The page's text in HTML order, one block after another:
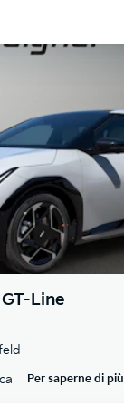
Line
Per saperne di più